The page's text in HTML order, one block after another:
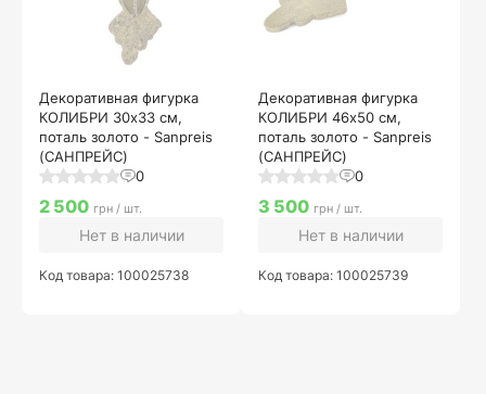
Декоративная фигурка
КОЛИБРИ 30х33 см,
поталь золото - Sanpreis
(САНПРЕЙС)
0
2 500 грн / шт.
Нет в наличии
Код товара: 100025738
Декоративная фигурка
КОЛИБРИ 46х50 см,
поталь золото - Sanpreis
(САНПРЕЙС)
0
3 500 грн / шт.
Нет в наличии
Код товара: 100025739